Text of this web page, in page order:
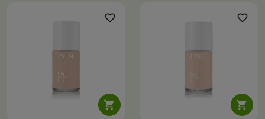

favorite_border

favorite_border